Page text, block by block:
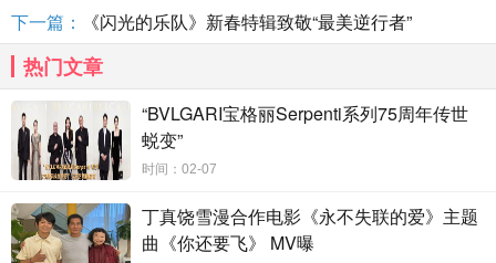
电影《这个杀手不太冷静》由新丽传媒集团有限公司、西虹
市影视文化（天津）有限公司、浙江开心麻花影业有限公
司、天津猫眼微影文化传媒有限公司、天津阅文影视文化传
媒有限公司、腾讯影业文化传播有限公司、海口西虹胡同影
视文化有限公司出品。
下一篇：
《闪光的乐队》新春特辑致敬“最美逆行者”
热门文章
“BVLGARI宝格丽Serpenti系列75周年传世
蜕变”
时间：02-07
丁真饶雪漫合作电影《永不失联的爱》主题
曲《你还要飞》 MV曝